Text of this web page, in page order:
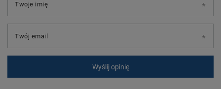
Twoje imię
Twój email
Wyślij opinię